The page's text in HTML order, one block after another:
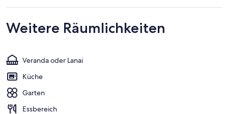
Weitere Räumlichkeiten
Veranda oder Lanai
Küche
Garten
Essbereich